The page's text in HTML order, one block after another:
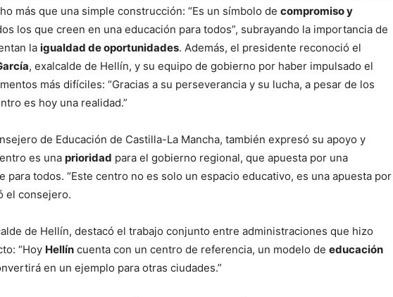
más que una simple construcción: “Es un símbolo de compromiso y
los que creen en una educación para todos”, subrayando la importancia de
la igualdad de oportunidades. Además, el presidente reconoció el
, exalcalde de Hellín, y su equipo de gobierno por haber impulsado el
más difíciles: “Gracias a su perseverancia y su lucha, a pesar de los
es hoy una realidad.”
de Educación de Castilla-La Mancha, también expresó su apoyo y
es una prioridad para el gobierno regional, que apuesta por una
para todos. “Este centro no es solo un espacio educativo, es una apuesta por
el consejero.
de Hellín, destacó el trabajo conjunto entre administraciones que hizo
“Hoy Hellín cuenta con un centro de referencia, un modelo de educación
en un ejemplo para otras ciudades.”